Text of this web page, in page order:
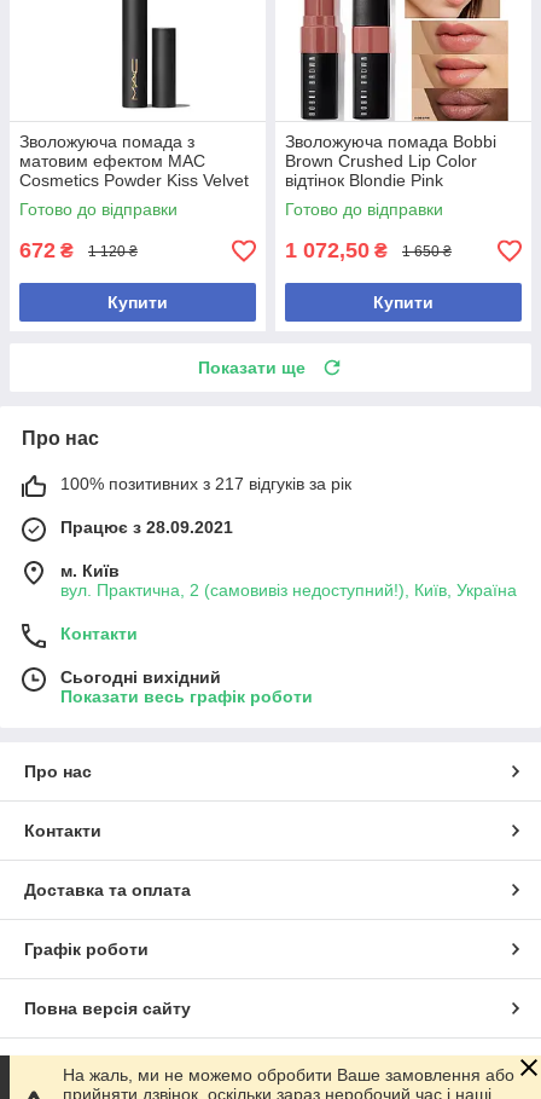
Зволожуюча помада з
матовим ефектом MAC
Cosmetics Powder Kiss Velvet
Blur Slim Stick відтінок Wild
Sumac
Готово до відправки
672 ₴ 1 120 ₴
Купити
Зволожуюча помада Bobbi
Brown Crushed Lip Color
відтінок Blondie Pink
Готово до відправки
1 072,50 ₴ 1 650 ₴
Купити
Показати ще
Про нас
100% позитивних з 217 відгуків за рік
Працює з 28.09.2021
м. Київ
вул. Практична, 2 (самовивіз недоступний!), Київ, Україна
Контакти
Сьогодні вихідний
Показати весь графік роботи
Про нас
Контакти
Доставка та оплата
Графік роботи
Повна версія сайту
Сайт створено на маркетплейсіProm.ua
На жаль, ми не можемо обробити Ваше замовлення або
прийняти дзвінок, оскільки зараз неробочий час і наші